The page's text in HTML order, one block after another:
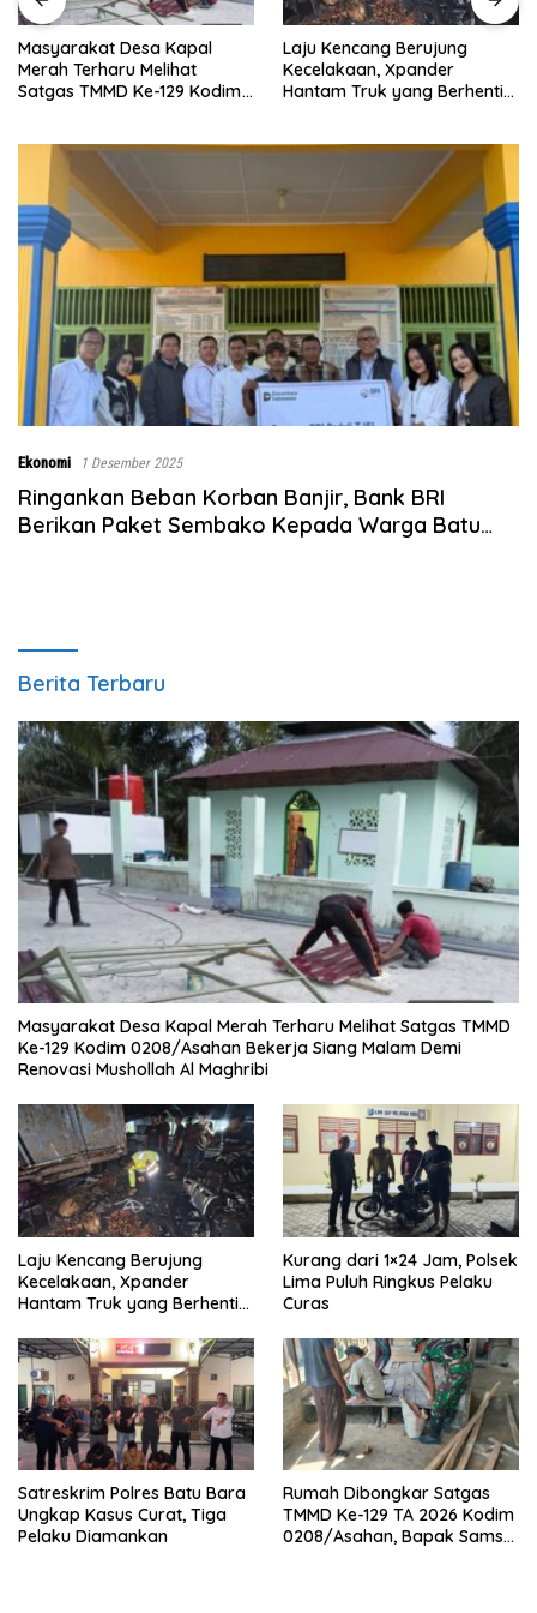
Kodim
Laju Kencang Berujung
Kecelakaan, Xpander
Hantam Truk yang Berhenti
Kurang dari 1×24
Lima Puluh Ringkus
Curas
Ekonomi 1 Desember 2025
Ringankan Beban Korban Banjir, Bank BRI
Berikan Paket Sembako Kepada Warga Batu
Berita Terbaru
Masyarakat Desa Kapal Merah Terharu Melihat Satgas TMMD
Ke-129 Kodim 0208/Asahan Bekerja Siang Malam Demi
Renovasi Mushollah Al Maghribi
Laju Kencang Berujung
Kecelakaan, Xpander
Hantam Truk yang Berhenti
Kurang dari 1×24 Jam, Polsek
Lima Puluh Ringkus Pelaku
Curas
Satreskrim Polres Batu Bara
Ungkap Kasus Curat, Tiga
Pelaku Diamankan
Rumah Dibongkar Satgas
TMMD Ke-129 TA 2026 Kodim
0208/Asahan, Bapak Samsul